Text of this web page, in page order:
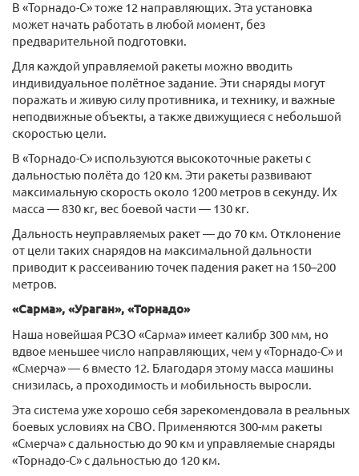
В «Торнадо-С» тоже 12 направляющих. Эта установка
может начать работать в любой момент, без
предварительной подготовки.
Для каждой управляемой ракеты можно вводить
индивидуальное полётное задание. Эти снаряды могут
поражать и живую силу противника, и технику, и важные
неподвижные объекты, а также движущиеся с небольшой
скоростью цели.
В «Торнадо-С» используются высокоточные ракеты с
дальностью полёта до 120 км. Эти ракеты развивают
максимальную скорость около 1200 метров в секунду. Их
масса — 830 кг, вес боевой части — 130 кг.
Дальность неуправляемых ракет — до 70 км. Отклонение
от цели таких снарядов на максимальной дальности
приводит к рассеиванию точек падения ракет на 150–200
метров.
«Сарма», «Ураган», «Торнадо»
Наша новейшая РСЗО «Сарма» имеет калибр 300 мм, но
вдвое меньшее число направляющих, чем у «Торнадо-С» и
«Смерча» — 6 вместо 12. Благодаря этому масса машины
снизилась, а проходимость и мобильность выросли.
Эта система уже хорошо себя зарекомендовала в реальных
боевых условиях на СВО. Применяются 300-мм ракеты
«Смерча» с дальностью до 90 км и управляемые снаряды
«Торнадо-С» с дальностью до 120 км.